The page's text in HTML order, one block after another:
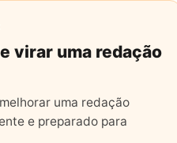
virar uma redação
uma redação
e preparado para